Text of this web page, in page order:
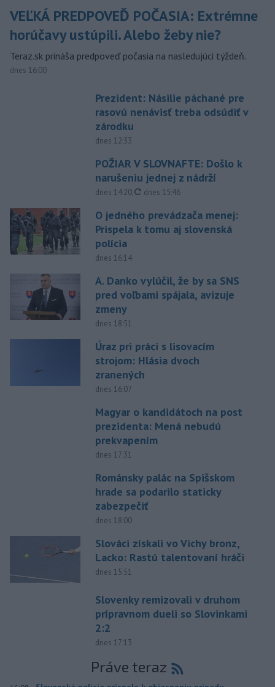
VEĽKÁ PREDPOVEĎ POČASIA: Extrémne
horúčavy ustúpili. Alebo žeby nie?
Teraz.sk prináša predpoveď počasia na nasledujúci týždeň.
dnes 16:00
Prezident: Násilie páchané pre
rasovú nenávisť treba odsúdiť v
zárodku
dnes 12:33
POŽIAR V SLOVNAFTE: Došlo k
narušeniu jednej z nádrží
dnes 14:20, aktualizované
dnes 15:46
O jedného prevádzača menej:
Prispela k tomu aj slovenská
polícia
dnes 16:14
A. Danko vylúčil, že by sa SNS
pred voľbami spájala, avizuje
zmeny
dnes 18:51
Úraz pri práci s lisovacím
strojom: Hlásia dvoch
zranených
dnes 16:07
Magyar o kandidátoch na post
prezidenta: Mená nebudú
prekvapením
dnes 17:31
Románsky palác na Spišskom
hrade sa podarilo staticky
zabezpečiť
dnes 18:00
Slováci získali vo Vichy bronz,
Lacko: Rastú talentovaní hráči
dnes 15:51
Slovenky remizovali v druhom
prípravnom dueli so Slovinkami
2:2
dnes 17:13
Práve teraz